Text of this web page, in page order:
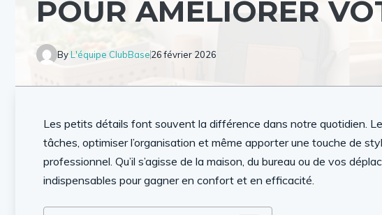
POUR AMÉLIORER
ByL'équipe ClubBase26 février 2026
Les petits détails font souvent la différence dans notre quotidien.
tâches, optimiser l’organisation et même apporter une touche de
professionnel. Qu’il s’agisse de la maison, du bureau ou de vos
indispensables pour gagner en confort et en efficacité.